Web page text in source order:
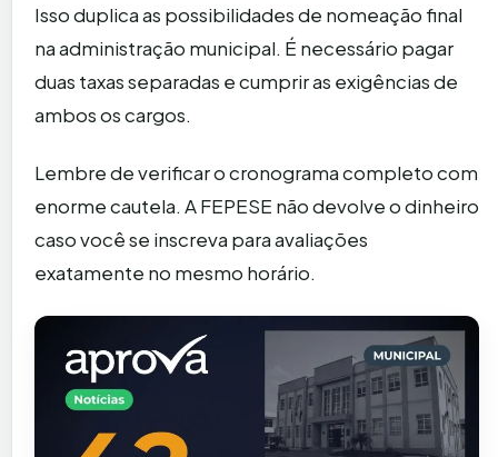
Isso duplica as possibilidades de nomeação final
na administração municipal. É necessário pagar
duas taxas separadas e cumprir as exigências de
ambos os cargos.
Lembre de verificar o cronograma completo com
enorme cautela. A FEPESE não devolve o dinheiro
caso você se inscreva para avaliações
exatamente no mesmo horário.